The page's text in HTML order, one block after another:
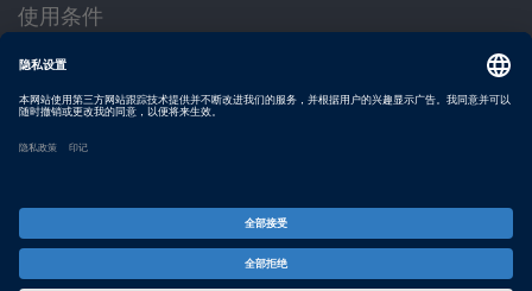
使用条件
隐私政策
版权声明与一般条款及条件